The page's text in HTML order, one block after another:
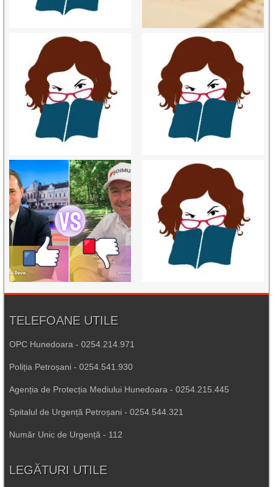
TELEFOANE UTILE
OPC Hunedoara - 0254.214.971
Poliția Petroșani - 0254.541.930
Agenția de Protecția Mediului Hunedoara - 0254.215.445
Spitalul de Urgență Petroșani - 0254.544.321
Număr Unic de Urgență - 112
LEGĂTURI UTILE